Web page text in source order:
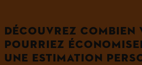
DÉCOUVREZ COMBIEN
POURRIEZ
UNE ESTIMATION